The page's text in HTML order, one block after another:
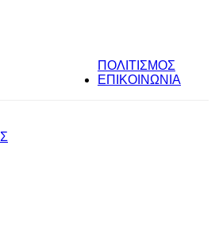
ΠΟΛΙΤΙΣΜΟΣ
ΕΠΙΚΟΙΝΩΝΙΑ